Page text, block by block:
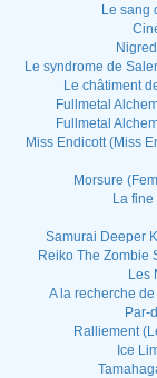
Le sang
Le syndrome de
Le châtiment
Fullmetal
Fullmetal
Miss Endicott (Miss
Morsure
La
Samurai Deeper
Reiko The Zombie
Les
A la recherche
Par-
Ralliement
Ice